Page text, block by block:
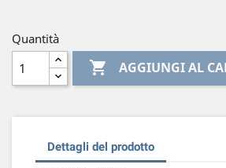
Quantità
 AGGIUNGI AL
Dettagli del prodotto